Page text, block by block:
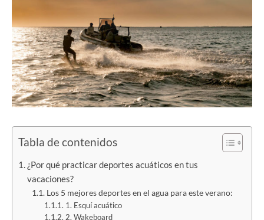
Tabla de contenidos
¿Por qué practicar deportes acuáticos en tus
vacaciones?
Los 5 mejores deportes en el agua para este verano:
1. Esquí acuático
2. Wakeboard